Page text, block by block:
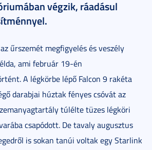
végzik, ráadásul
űrszemét megfigyelés és veszély
ami február 19-én
A légkörbe lépő Falcon 9 rakéta
darabjai húztak fényes csóvát az
túlélte tüzes légköri
csapódott. De tavaly augusztus
is sokan tanúi voltak egy Starlink